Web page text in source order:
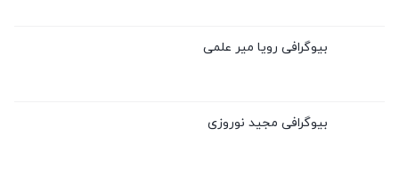
بیوگرافی رویا میر علمی
بیوگرافی مجید نوروزی